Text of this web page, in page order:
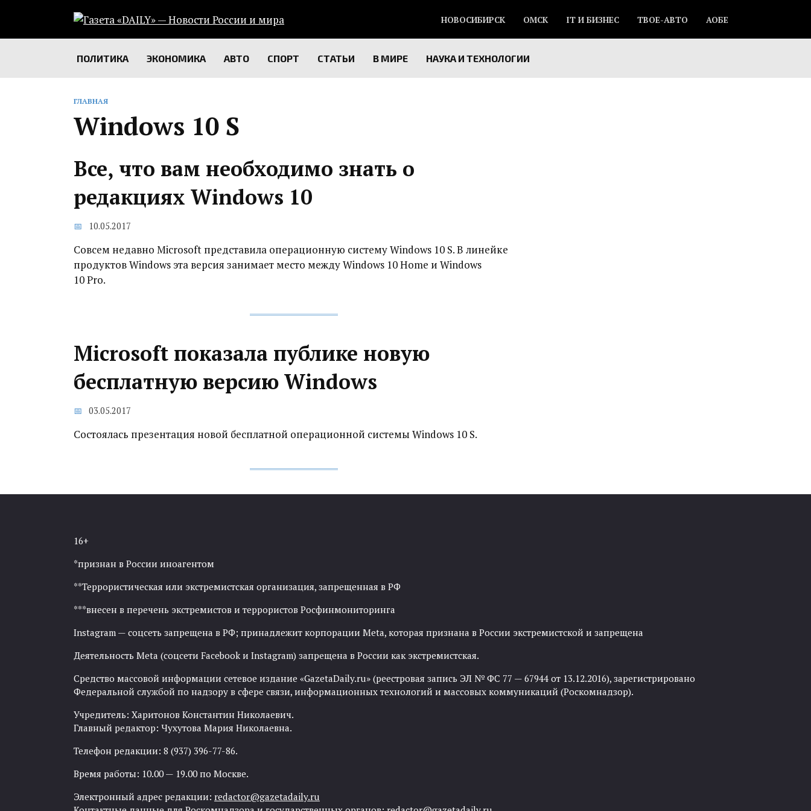
содержанию
НОВОСИБИРСК ОМСК IT И БИЗНЕС ТВОЕ-АВТО АОБЕ
ПОЛИТИКА ЭКОНОМИКА АВТО СПОРТ СТАТЬИ В МИРЕ НАУКА И ТЕХНОЛОГИИ
ГЛАВНАЯ
Windows 10 S
Все, что вам необходимо знать о
редакциях Windows 10
10.05.2017
Совсем недавно Microsoft представила операционную систему Windows 10 S. В линейке
продуктов Windows эта версия занимает место между Windows 10 Home и Windows
10 Pro.
Microsoft показала публике новую
бесплатную версию Windows
03.05.2017
Состоялась презентация новой бесплатной операционной системы Windows 10 S.
16+
*признан в России иноагентом
**Террористическая или экстремистская организация, запрещенная в РФ
***внесен в перечень экстремистов и террористов Росфинмониторинга
Instagram — соцсеть запрещена в РФ; принадлежит корпорации Meta, которая признана в России экстремистской и запрещена
Деятельность Meta (соцсети Facebook и Instagram) запрещена в России как экстремистская.
Средство массовой информации сетевое издание «GazetaDaily.ru» (реестровая запись ЭЛ № ФС 77 — 67944 от 13.12.2016), зарегистрировано
Федеральной службой по надзору в сфере связи, информационных технологий и массовых коммуникаций (Роскомнадзор).
Учредитель: Харитонов Константин Николаевич.
Главный редактор: Чухутова Мария Николаевна.
Телефон редакции: 8 (937) 396-77-86.
Время работы: 10.00 — 19.00 по Москве.
Электронный адрес редакции: redactor@gazetadaily.ru